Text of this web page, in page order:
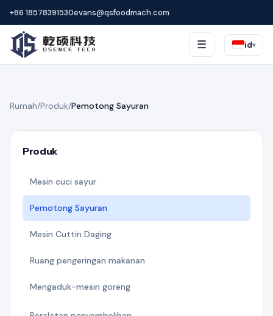
+86 18578391530evans@qsfoodmach.com
☰ id▾
Rumah/Produk/Pemotong Sayuran
Produk
Mesin cuci sayur
Pemotong Sayuran
Mesin Cuttin Daging
Ruang pengeringan makanan
Mengaduk-mesin goreng